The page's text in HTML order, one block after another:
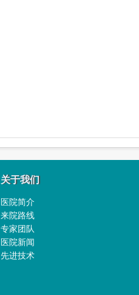
关于我们
医院简介
来院路线
专家团队
医院新闻
先进技术